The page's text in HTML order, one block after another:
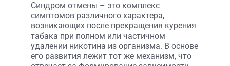
Синдром отмены – это комплекс
симптомов различного характера,
возникающих после прекращения курения
табака при полном или частичном
удалении никотина из организма. В основе
его развития лежит тот же механизм, что